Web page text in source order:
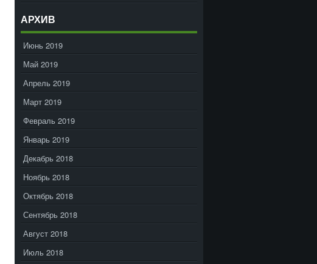
АРХИВ
Июнь 2019
Май 2019
Апрель 2019
Март 2019
Февраль 2019
Январь 2019
Декабрь 2018
Ноябрь 2018
Октябрь 2018
Сентябрь 2018
Август 2018
Июль 2018